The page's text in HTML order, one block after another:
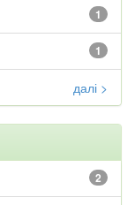
1
1
далі >
2